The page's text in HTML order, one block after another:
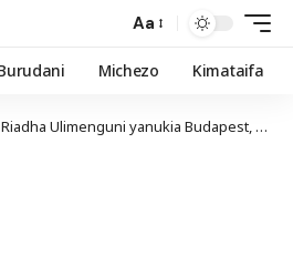
Aa
Michezo Kimataifa
Ulimenguni yanukia Budapest, Hungary